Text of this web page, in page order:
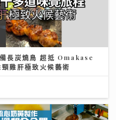
長炭燒鳥 超抵 Omakase
雞肝極致火候藝術